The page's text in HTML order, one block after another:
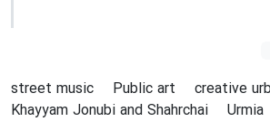
street music Public art
creative
Khayyam Jonubi and Shahrchai
Urmia